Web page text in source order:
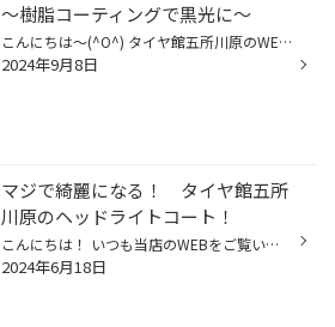
〜樹脂コーティングで黒光に〜
こんにちは〜(^O^) タイヤ館五所川原のWEBを ご覧頂きありがとうございます^ ^ 今回は、樹脂コーティングについてです。 お車の樹脂部分にも コーティングがあるのをご存知ですか？ 樹脂部分っと言ってもピンとこない方が多いと思います 皆様に是非お伝えしたくスタッフの車を借りて コーティングを...
2024年9月8日
マジで綺麗になる！ タイヤ館五所
川原のヘッドライトコート！
こんにちは！ いつも当店のWEBをご覧いただきありがとうございます♪ 今回はヘッドライトコートの紹介です！ 今回は デリカD:5のヘッドライトをコーティングします！ 料金 3300円 時間 車種、状態によって異なりますが1時間〜2時間程度 下の画像が施工前の画像です 結構黄ばみがでてますね〜 この黄...
2024年6月18日